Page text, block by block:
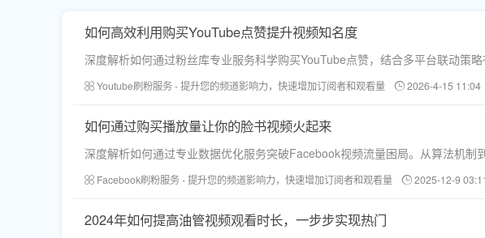
如何高效利用购买YouTube点赞提升视频知名度
深度解析如何通过粉丝库专业服务科学购买YouTube点赞，结合多平台联动策
Youtube刷粉服务 - 提升您的频道影响力，快速增加订阅者和观看量 2026-4-15 11:04
如何通过购买播放量让你的脸书视频火起来
深度解析如何通过专业数据优化服务突破Facebook视频流量困局。从算法机制
Facebook刷粉服务 - 提升您的频道影响力，快速增加订阅者和观看量 2025-12-9
2024年如何提高油管视频观看时长，一步步实现热门